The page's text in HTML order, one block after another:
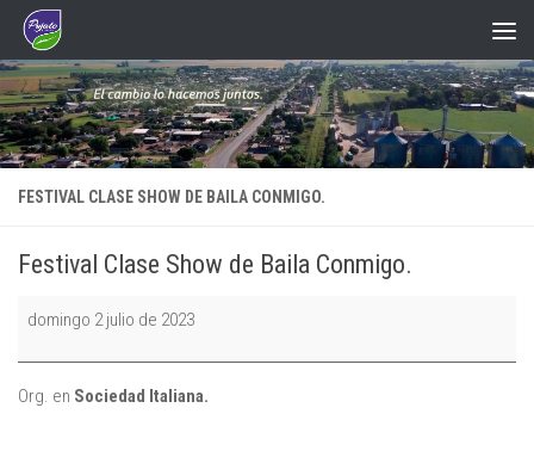
Saltar al contenido
FESTIVAL CLASE SHOW DE BAILA CONMIGO.
Festival Clase Show de Baila Conmigo.
Festival
Show
de
domingo 2 julio de 2023
Org. en Sociedad Italiana.